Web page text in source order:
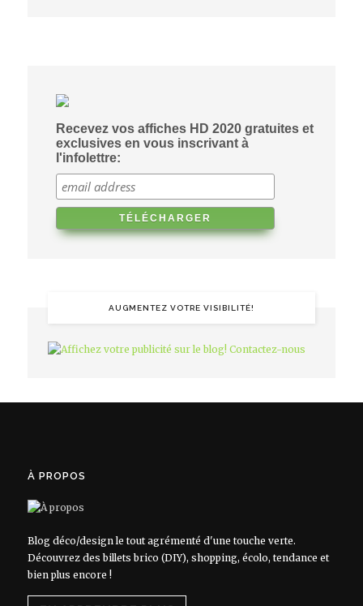
Recevez vos affiches HD 2020 gratuites et
exclusives en vous inscrivant à
l'infolettre:
AUGMENTEZ VOTRE VISIBILITÉ!
À PROPOS
Blog déco/design le tout agrémenté d'une touche verte.
Découvrez des billets brico (DIY), shopping, écolo, tendance et
bien plus encore !